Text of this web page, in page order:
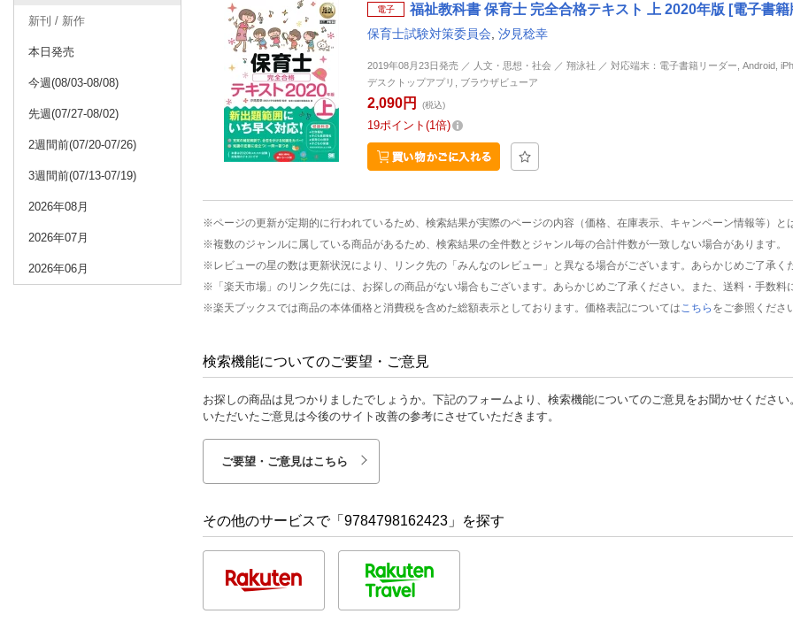
新刊 / 新作
本日発売
今週(08/03-08/08)
先週(07/27-08/02)
2週間前(07/20-07/26)
3週間前(07/13-07/19)
2026年08月
2026年07月
2026年06月
電子 福祉教科書 保育士 完全合格テキスト 上 2020年版 [電子書籍
保育士試験対策委員会 汐見稔幸
2019年08月23日発売 ／ 人文・思想・社会 ／ 翔泳社 ／ 対応端末：電子書籍リーダー, Android,
デスクトップアプリ, ブラウザビューア
2,090円 (税込)
19ポイント 1倍
※ページの更新が定期的に行われているため、検索結果が実際のページの内容（価格、在庫表示、キャンペーン情報等）と
※複数のジャンルに属している商品があるため、検索結果の全件数とジャンル毎の合計件数が一致しない場合があります。
※レビューの星の数は更新状況により、リンク先の「みんなのレビュー」と異なる場合がございます。あらかじめご了承く
※「楽天市場」のリンク先には、お探しの商品がない場合もございます。あらかじめご了承ください。また、送料・手数料
※楽天ブックスでは商品の本体価格と消費税を含めた総額表示としております。価格表記については こちら をご参照くださ
検索機能についてのご要望・ご意見
お探しの商品は見つかりましたでしょうか。下記のフォームより、検索機能についてのご意見をお聞かせください
いただいたご意見は今後のサイト改善の参考にさせていただきます。
ご要望・ご意見はこちら
その他のサービスで「9784798162423」を探す